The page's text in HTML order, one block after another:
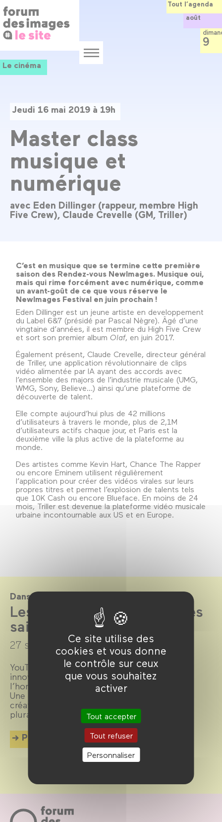
Ce site utilise des
cookies et vous donne
le contrôle sur ceux
que vous souhaitez
activer
Tout accepter
Tout refuser
Personnaliser
au
contenu
principal
Menu
Le cinéma
Jeudi 16 mai 2019 à 19h
Master class
musique et
numérique
avec Eden Dillinger (rappeur, membre High
Five Crew), Claude Crevelle (GM, Triller)
C’est en musique que se termine cette première
saison des Rendez-vous NewImages. Musique oui,
mais qui rime forcément avec numérique, comme
un avant-goût de ce que vous réserve le
NewImages Festival en juin prochain !
Eden Dillinger est un jeune artiste en developpement
du Label 6&7 (présidé par Pascal Nègre). Âgé d’une
vingtaine d’années, il est membre du High Five Crew
et sort son premier album Olaf, en juin 2017.
Également présent, Claude Crevelle, directeur général
de Triller, une application révolutionnaire de clips
vidéo alimentée par IA ayant des accords avec
l’ensemble des majors de l’industrie musicale (UMG,
WMG, Sony, Believe…) ainsi qu’une plateforme de
découverte de talent.
Elle compte aujourd’hui plus de 42 millions
d’utilisateurs à travers le monde, plus de 2,1M
d’utilisateurs actifs chaque jour, et Paris est la
deuxième ville la plus active de la plateforme au
monde.
Des artistes comme Kevin Hart, Chance The Rapper
ou encore Eminem utilisent régulièrement
l’application pour créer des vidéos virales sur leurs
propres titres et permet l’explosion de talents tels
que 10K Cash ou encore Blueface. En moins de 24
mois, Triller est devenue la plateforme vidéo musicale
urbaine incontournable aux US et en Europe.
Dans le cadre de
Les rendez-vous NewImages
saison 2018-2019
27 septembre 2018 → 16 mai 2019
YouTubers, gamers, créateurs… Culture,
innovations et nouveaux formats sont à
l’honneur lors des Rendez-vous NewImages.
Une soirée mensuelle in real life dédiée à la
création numérique, célébrée dans toute sa
pluralité.
Plus d'info
Tout l’agenda
août
9